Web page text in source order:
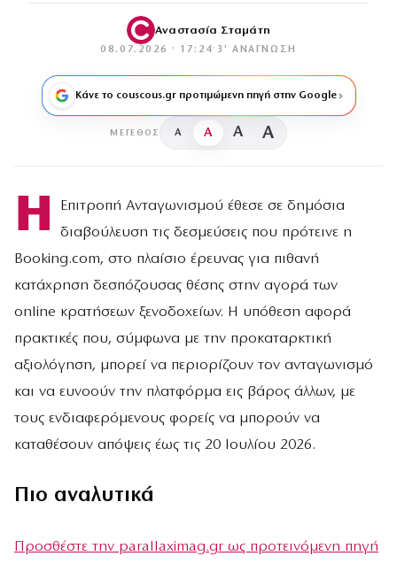
Αναστασία Σταμάτη
08.07.2026 · 17:24· 3′ ΑΝΆΓΝΩΣΗ
Κάνε το couscous.gr προτιμώμενη πηγή στην Google
ΜΈΓΕΘΟΣ A A A A
Η
Επιτροπή Ανταγωνισμού έθεσε σε δημόσια
διαβούλευση τις δεσμεύσεις που πρότεινε η
Booking.com, στο πλαίσιο έρευνας για πιθανή
κατάχρηση δεσπόζουσας θέσης στην αγορά των
online κρατήσεων ξενοδοχείων. Η υπόθεση αφορά
πρακτικές που, σύμφωνα με την προκαταρκτική
αξιολόγηση, μπορεί να περιορίζουν τον ανταγωνισμό
και να ευνοούν την πλατφόρμα εις βάρος άλλων, με
τους ενδιαφερόμενους φορείς να μπορούν να
καταθέσουν απόψεις έως τις 20 Ιουλίου 2026.
Πιο αναλυτικά
Προσθέστε την parallaximag.gr ως προτεινόμενη πηγή